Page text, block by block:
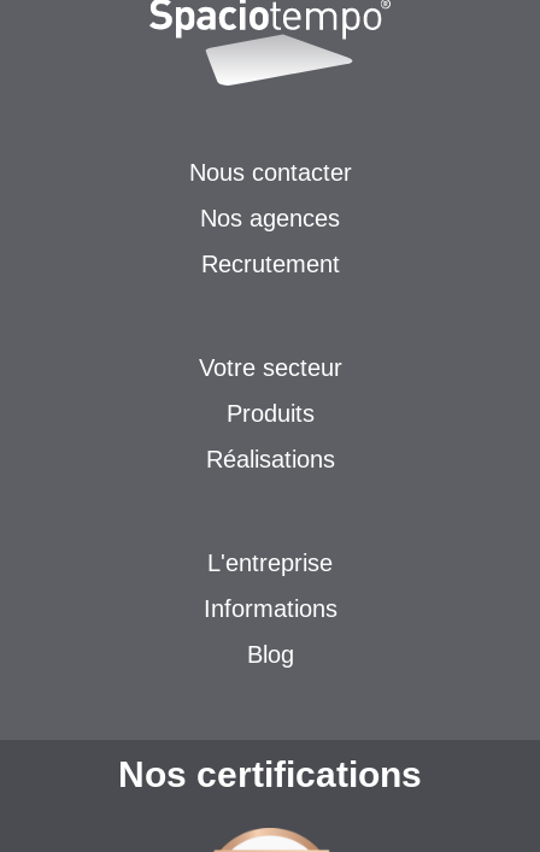
Nous contacter
Nos agences
Recrutement
Votre secteur
Produits
Réalisations
L'entreprise
Informations
Blog
Nos certifications